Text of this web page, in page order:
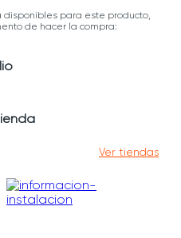
disponibles para este producto,
de hacer la compra:
Ver tiendas